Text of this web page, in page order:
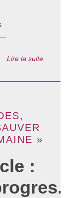
Lire la suite
»
: